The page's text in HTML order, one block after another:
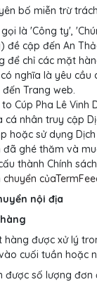
bố miễn trừ
là 'Công ty',
đề cập đến An
để chỉ các mặt
có nghĩa là yêu cầu
Trang web.
Cúp Pha Lê Vinh
cá nhân truy cập
hoặc sử dụng Dịch
ghé thăm và
thành Chính
nội địa
được xử lý
cuối tuần hoặc
được số lượng